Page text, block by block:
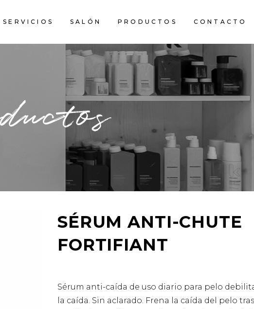
SERVICIOS SALÓN PRODUCTOS CONTACTO
SÉRUM ANTI-CHUTE
FORTIFIANT
Sérum anti-caída de uso diario para pelo
la caída. Sin aclarado. Frena la caída del pelo